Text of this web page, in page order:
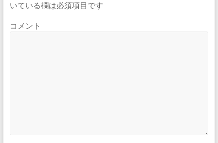
いている欄は必須項目です
コメント